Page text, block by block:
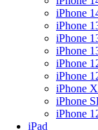
iPhone
iPhone
iPhone
iPhone
iPhone
iPhone
iPhone
iPhone
iPhone
iPad